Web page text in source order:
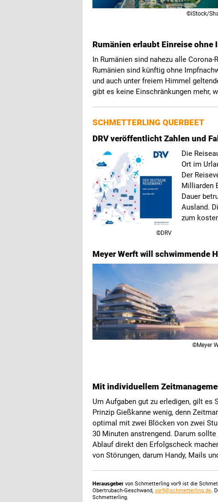
©iStock/
Rumänien erlaubt Einreise ohne
In Rumänien sind nahezu alle
Rumänien sind künftig ohne
und auch unter freiem Himmel
gibt es keine Einschränkungen mehr,
SCHMETTERLING QUERBEET
DRV veröffentlicht Zahlen und
©DRV
Die
Ort im
Der
Milliarden
Dauer
Ausland.
zum
Meyer Werft will schwimmende
©Meyer
Mit individuellem
Um Aufgaben gut zu erledigen, gilt es
Prinzip Gießkanne wenig, denn
optimal mit zwei Blöcken von zwei
30 Minuten anstrengend. Darum
Ablauf direkt den Erfolgscheck
von Störungen, darum Handy, Mails
Herausgeber von Schmetterling vor9 ist die
Obertrubach-Geschwand, vor9@schmetterling.de.
Schmetterling.